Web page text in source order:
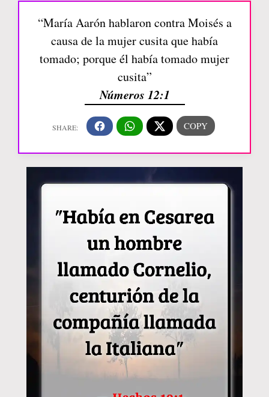
“María Aarón hablaron contra Moisés a
causa de la mujer cusita que había
tomado; porque él había tomado mujer
cusita”
Números 12:1